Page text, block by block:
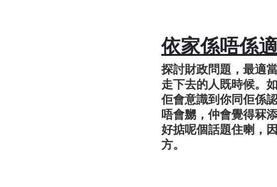
依家係唔係
探討財政問題，最適
走下去的人既時候。
佢會意識到你同佢係
唔會嬲，仲會覺得冧
好掂呢個話題住喇，
方。